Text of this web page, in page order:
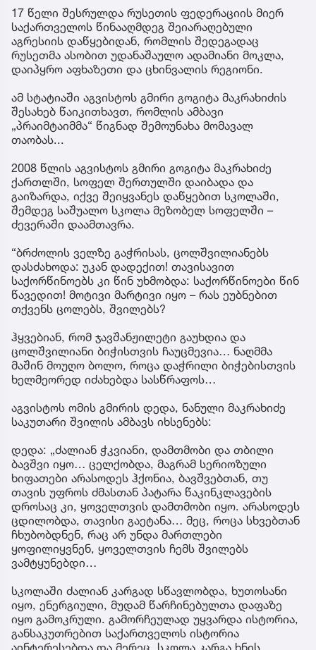
17 წელი შესრულდა რუსეთის ფედერაციის მიერ
საქართველოს წინააღმდეგ შეიარაღებული
აგრესიის დაწყებიდან, რომლის შედეგადაც
რუსეთმა ასობით უდანაშაულო ადამიანი მოკლა,
დაიპყრო აფხაზეთი და ცხინვალის რეგიონი.
ამ სტატიაში აგვისტოს გმირი გოგიტა მაკრახიძის
შესახებ წაიკითხავთ, რომლის ამბავი
„პრაიმტაიმმა“ წიგნად შემოუნახა მომავალ
თაობას...
2008 წლის აგვისტოს გმირი გოგიტა მაკრახიძე
ქართლში, სოფელ შერთულში დაიბადა და
გაიზარდა, იქვე შეიყვანეს დაწყებით სკოლაში,
შემდეგ საშუალო სკოლა მეზობელ სოფელში –
ძევერაში დაამთავრა.
“ბრძოლის ველზე გაჭრისას, ცოლშვილიანებს
დასძახოდა: უკან დადექით! თავისავით
საქორწინოებს კი წინ უხმობდა: საქორწინოები წინ
წავედით! მოტივი მარტივი იყო – რას ეუბნებით
თქვენს ცოლებს, შვილებს?
ჰყვებიან, რომ ჯავშანჟილეტი გაუხდია და
ცოლშვილიანი ბიჭისთვის ჩაუცმევია… ნაღმმა
მაშინ მოუღო ბოლო, როცა დაჭრილი ბიჭებისთვის
ხელმეორედ იძახებდა სასწრაფოს…
აგვისტოს ომის გმირის დედა, ნანული მაკრახიძე
საკუთარი შვილის ამბავს იხსენებს:
დედა: „ძალიან ჭკვიანი, დამთმობი და თბილი
ბავშვი იყო… ცელქობდა, მაგრამ სერიოზული
ხიფათები არასოდეს ჰქონია, ბავშვებთან, თუ
თავის უფროს ძმასთან პატარა წაკინკლავების
დროსაც კი, ყოველთვის დამთმობი იყო. არასოდეს
ცდილობდა, თავისი გაეტანა… მეც, როცა სხვებთან
ჩხუბობდნენ, რაც არ უნდა მართლები
ყოფილიყვნენ, ყოველთვის ჩემს შვილებს
ვამტყუნებდი…
სკოლაში ძალიან კარგად სწავლობდა, ხუთოსანი
იყო, ენერგიული, მუდამ წარჩინებულთა დაფაზე
იყო გამოკრული. გამორჩეულად უყვარდა ისტორია,
განსაკუთრებით საქართველოს ისტორია
აინტერესებდა და მერეც, სკოლა კარგა ხნის